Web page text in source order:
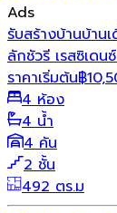
Ads
รับสร้างบ้านบ้าน
ลักชัวรี เรสซิเดน
ราคาเริ่มต้น฿
4 ห้อง
4 น้ำ
4 คัน
2 ชั้น
492 ตร.ม